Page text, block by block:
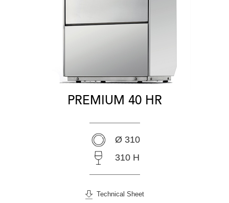
PREMIUM 40 HR
Ø 310
310 H
Technical Sheet